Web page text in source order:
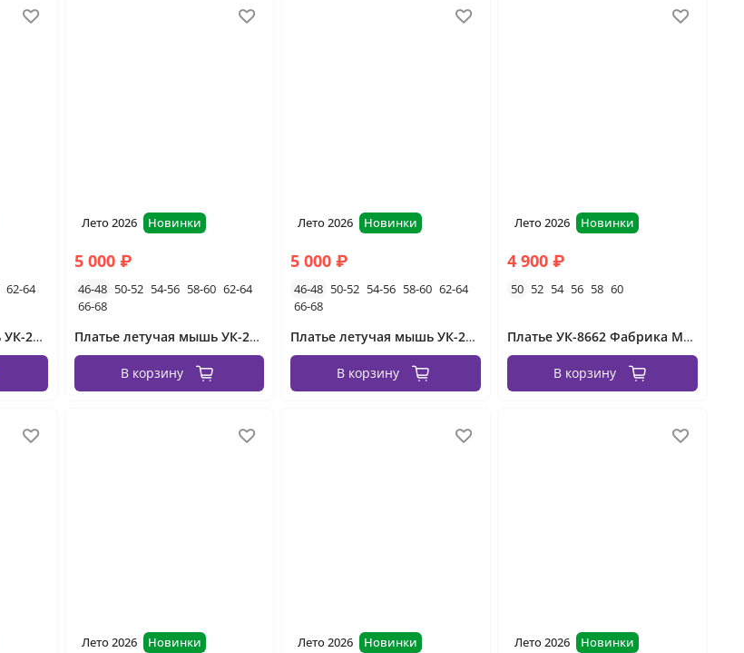
62-64
Платье летучая мышь УК-2656-3 Фабрика Моды
Лето 2026 Новинки
5 000 ₽
46-48 50-52 54-56 58-60 62-64
66-68
Платье летучая мышь УК-2656-2 Фабрика Моды
В корзину
Лето 2026 Новинки
5 000 ₽
46-48 50-52 54-56 58-60 62-64
66-68
Платье летучая мышь УК-2656-1 Фабрика Моды
В корзину
Лето 2026 Новинки
4 900 ₽
50 52 54 56 58 60
Платье УК-8662 Фабрика Моды
В корзину
Лето 2026 Новинки Лето 2026 Новинки Лето 2026 Новинки